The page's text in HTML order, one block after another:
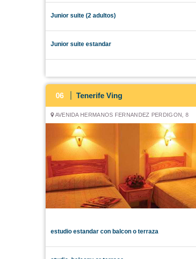
Junior suite (2 adultos)
Junior suite estandar
06 Tenerife Ving
AVENIDA HERMANOS FERNANDEZ PERDIGON, 8
estudio estandar con balcon o terraza